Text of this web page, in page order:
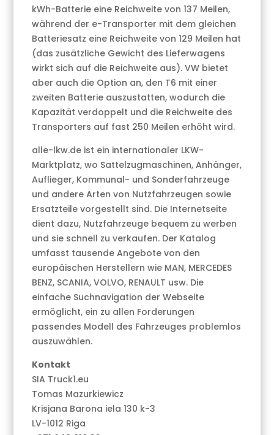
kWh-Batterie eine Reichweite von 137 Meilen,
während der e-Transporter mit dem gleichen
Batteriesatz eine Reichweite von 129 Meilen hat
(das zusätzliche Gewicht des Lieferwagens
wirkt sich auf die Reichweite aus). VW bietet
aber auch die Option an, den T6 mit einer
zweiten Batterie auszustatten, wodurch die
Kapazität verdoppelt und die Reichweite des
Transporters auf fast 250 Meilen erhöht wird.
alle-lkw.de ist ein internationaler LKW-
Marktplatz, wo Sattelzugmaschinen, Anhänger,
Auflieger, Kommunal- und Sonderfahrzeuge
und andere Arten von Nutzfahrzeugen sowie
Ersatzteile vorgestellt sind. Die Internetseite
dient dazu, Nutzfahrzeuge bequem zu werben
und sie schnell zu verkaufen. Der Katalog
umfasst tausende Angebote von den
europäischen Herstellern wie MAN, MERCEDES
BENZ, SCANIA, VOLVO, RENAULT usw. Die
einfache Suchnavigation der Webseite
ermöglicht, ein zu allen Forderungen
passendes Modell des Fahrzeuges problemlos
auszuwählen.
Kontakt
SIA Truck1.eu
Tomas Mazurkiewicz
Krisjana Barona iela 130 k-3
LV-1012 Riga